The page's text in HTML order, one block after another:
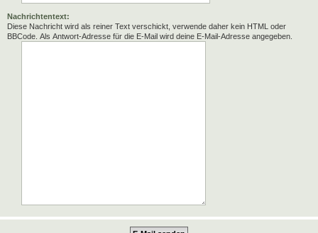
Nachrichtentext:
Diese Nachricht wird als reiner Text verschickt, verwende daher kein HTML oder
BBCode. Als Antwort-Adresse für die E-Mail wird deine E-Mail-Adresse angegeben.